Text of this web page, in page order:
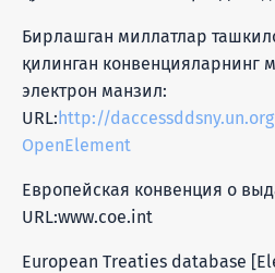
Бирлашган миллатлар
қилинган конвенцияларнинг
электрон манзил:
URL:http://
OpenElement
Европейская конвенция о
URL:www.coe.int
European Treaties database